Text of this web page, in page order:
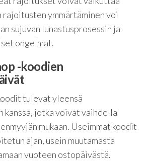
rajoitusten ymmärtäminen voi
sujuvan lunastusprosessin ja
ongelmat.
-koodien
tulevat yleensä
kanssa, jotka voivat vaihdella
mukaan. Useimmat koodit
ajan, usein muutamasta
vuoteen ostopäivästä.